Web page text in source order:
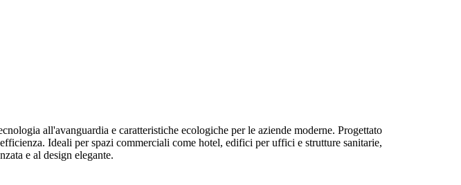
all'avanguardia e caratteristiche ecologiche per le aziende moderne. Progettato
Ideali per spazi commerciali come hotel, edifici per uffici e strutture sanitarie,
e al design elegante.